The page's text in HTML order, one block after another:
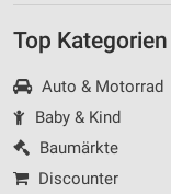
Top Kategorien
Auto & Motorrad
Baby & Kind
Baumärkte
Discounter